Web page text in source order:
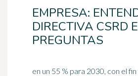
EMPRESA:
DIRECTIVA CSRD
PREGUNTAS
en un 55 % para 2030, con el